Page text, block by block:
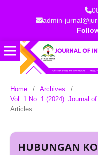
admin-
Home / Archives
/
Vol. 1 No. 1 (2024): Journal
Articles
HUBUNGAN